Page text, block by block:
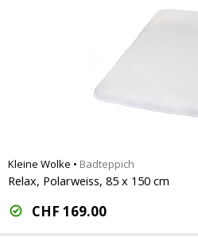
Kleine Wolke • Badteppich
Relax, Polarweiss, 85 x 150 cm
CHF 169.00